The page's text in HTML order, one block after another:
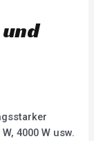
4000 W usw.